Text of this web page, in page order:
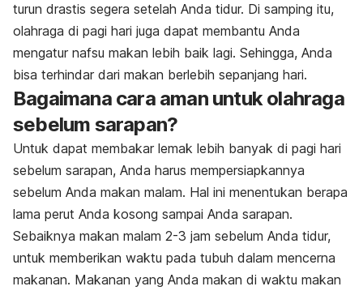
turun drastis segera setelah Anda tidur. Di samping itu,
olahraga di pagi hari juga dapat membantu Anda
mengatur nafsu makan lebih baik lagi. Sehingga, Anda
bisa terhindar dari makan berlebih sepanjang hari.
Bagaimana cara aman untuk olahraga
sebelum sarapan?
Untuk dapat membakar lemak lebih banyak di pagi hari
sebelum sarapan, Anda harus mempersiapkannya
sebelum Anda makan malam. Hal ini menentukan berapa
lama perut Anda kosong sampai Anda sarapan.
Sebaiknya makan malam 2-3 jam sebelum Anda tidur,
untuk memberikan waktu pada tubuh dalam mencerna
makanan. Makanan yang Anda makan di waktu makan